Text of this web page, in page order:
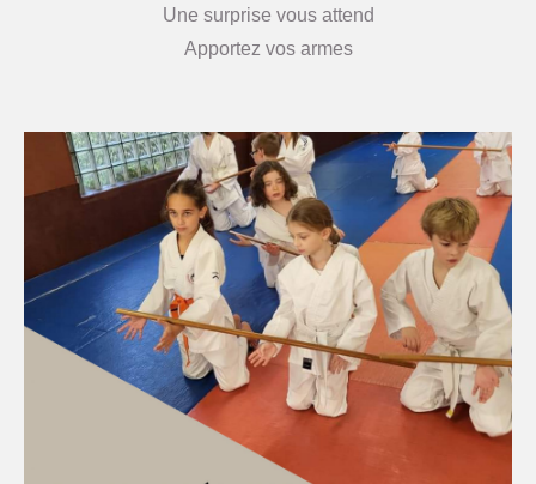
Une surprise vous attend
Apportez vos armes